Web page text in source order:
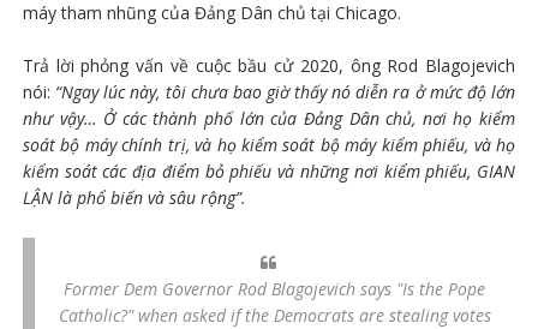
máy tham nhũng của Đảng Dân chủ tại Chicago.
Trả lời phỏng vấn về cuộc bầu cử 2020, ông Rod Blagojevich
nói: “Ngay lúc này, tôi chưa bao giờ thấy nó diễn ra ở mức độ lớn
như vậy… Ở các thành phố lớn của Đảng Dân chủ, nơi họ kiểm
soát bộ máy chính trị, và họ kiểm soát bộ máy kiểm phiếu, và họ
kiểm soát các địa điểm bỏ phiếu và những nơi kiểm phiếu, GIAN
LẬN là phổ biến và sâu rộng”.
Former Dem Governor Rod Blagojevich says "Is the Pope
Catholic?" when asked if the Democrats are stealing votes